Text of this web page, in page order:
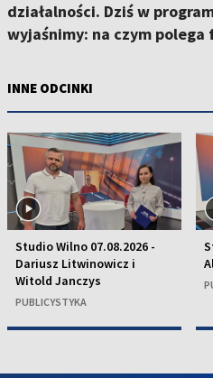
działalności. Dziś w
wyjaśnimy: na czym polega
INNE ODCINKI
Studio Wilno 07.08.2026 -
Dariusz Litwinowicz i
Witold Janczys
PUBLICYSTYKA